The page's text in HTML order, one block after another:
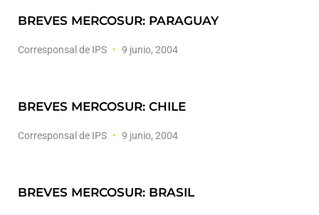
BREVES MERCOSUR: PARAGUAY
Corresponsal de IPS 9 junio, 2004
BREVES MERCOSUR: CHILE
Corresponsal de IPS 9 junio, 2004
BREVES MERCOSUR: BRASIL